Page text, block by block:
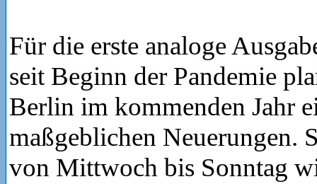
Für die erste analoge
seit Beginn der Pandemie
Berlin im kommenden Jahr
maßgeblichen Neuerungen.
von Mittwoch bis Sonntag